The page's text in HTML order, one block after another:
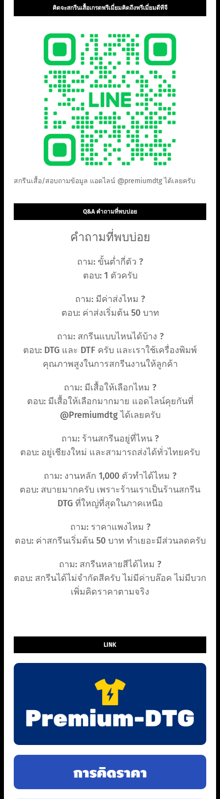
คิดจะสกรีนเสื้อเกรดพรีเมี่ยมคิดถึงพรีเมี่ยมดีทีจี
สกรีนเสื้อ/สอบถามข้อมูล แอดไลน์ @premiumdtg ได้เลยครับ
Q&A คำถามที่พบบ่อย
คำถามที่พบบ่อย
ถาม: ขั้นต่ำกี่ตัว ?
ตอบ: 1 ตัวครับ
ถาม: มีค่าส่งไหม ?
ตอบ: ค่าส่งเริ่มต้น 50 บาท
ถาม: สกรีนแบบไหนได้บ้าง ?
ตอบ: DTG และ DTF ครับ และเราใช้เครื่องพิมพ์
คุณภาพสูงในการสกรีนงานให้ลูกค้า
ถาม: มีเสื้อให้เลือกไหม ?
ตอบ: มีเสื้อให้เลือกมากมาย แอดไลน์คุยกันที่
@Premiumdtg ได้เลยครับ
ถาม: ร้านสกรีนอยู่ที่ไหน ?
ตอบ: อยู่เชียงใหม่ และสามารถส่งได้ทั่วไทยครับ
ถาม: งานหลัก 1,000 ตัวทำได้ไหม ?
ตอบ: สบายมากครับ เพราะร้านเราเป็นร้านสกรีน
DTG ที่ใหญ่ที่สุดในภาคเหนือ
ถาม: ราคาแพงไหม ?
ตอบ: ค่าสกรีนเริ่มต้น 50 บาท ทำเยอะมีส่วนลดครับ
ถาม: สกรีนหลายสีได้ไหม ?
ตอบ: สกรีนได้ไม่จำกัดสีครับ ไม่มีค่าบล๊อค ไม่มีบวก
เพิ่มคิดราคาตามจริง
LINK